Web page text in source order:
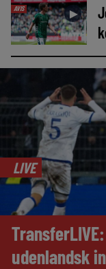
AVIS ►
LIVE
udenlandsk